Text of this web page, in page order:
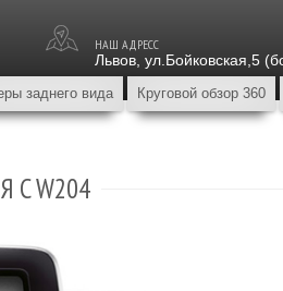
НАШ АДРЕСС
Львов ул.Бойковская,5
заднего вида Круговой обзор 360
C W204